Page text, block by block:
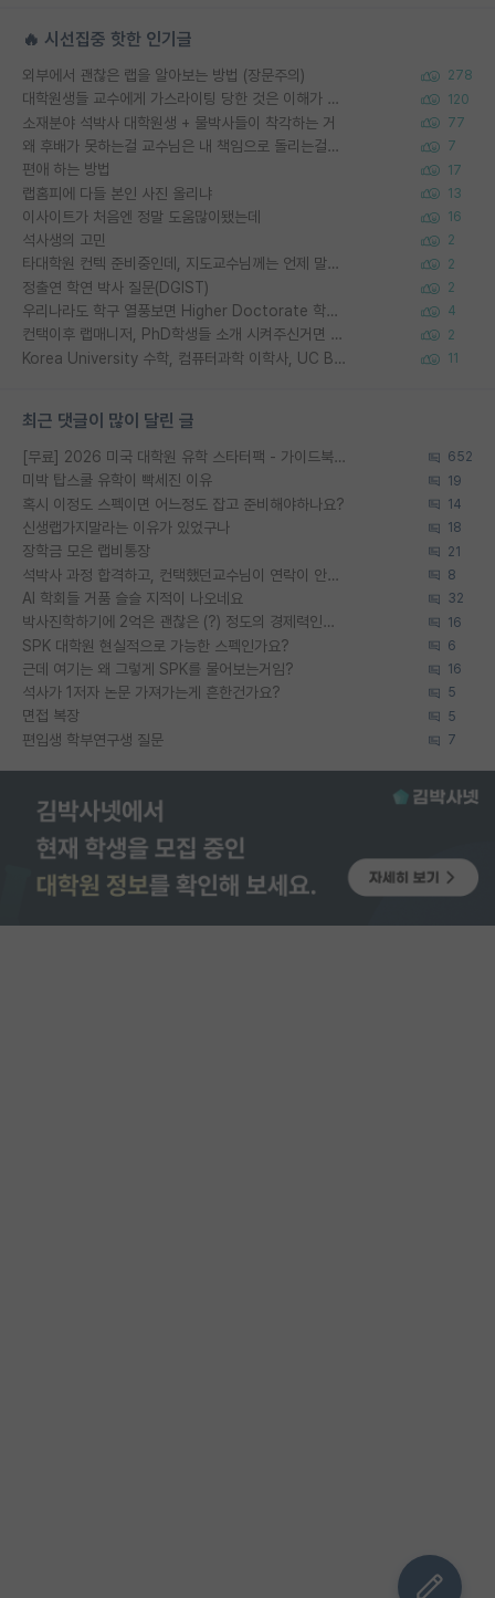
🔥 시선집중 핫한 인기글
외부에서 괜찮은 랩을 알아보는 방법 (장문주의) 278
대학원생들 교수에게 가스라이팅 당한 것은 이해가 갑니다. 안타깝네요. 120
소재분야 석박사 대학원생 + 물박사들이 착각하는 거 77
왜 후배가 못하는걸 교수님은 내 책임으로 돌리는걸까요? 7
편애 하는 방법 17
랩홈피에 다들 본인 사진 올리냐 13
이사이트가 처음엔 정말 도움많이됐는데 16
석사생의 고민 2
타대학원 컨텍 준비중인데, 지도교수님께는 언제 말씀드려야 할까요? 2
정출연 학연 박사 질문(DGIST) 2
우리나라도 학구 열풍보면 Higher Doctorate 학위가 필요하다고 봅니다. 4
컨택이후 랩매니저, PhD학생들 소개 시켜주신거면 거의 컨펌에 가깝나요? 2
Korea University 수학, 컴퓨터과학 이학사, UC Berkeley 산업공학 대학원 공학박사가 되는 것은 쉽지 않겠죠? 11
최근 댓글이 많이 달린 글
[무료] 2026 미국 대학원 유학 스타터팩 - 가이드북 & 합격자 컨택메일 템플릿 652
미박 탑스쿨 유학이 빡세진 이유 19
혹시 이정도 스펙이면 어느정도 잡고 준비해야하나요? 14
신생랩가지말라는 이유가 있었구나 18
장학금 모은 랩비통장 21
석박사 과정 합격하고, 컨택했던교수님이 연락이 안됩니다... 8
AI 학회들 거품 슬슬 지적이 나오네요 32
박사진학하기에 2억은 괜찮은 (?) 정도의 경제력인가요 16
SPK 대학원 현실적으로 가능한 스펙인가요? 6
근데 여기는 왜 그렇게 SPK를 물어보는거임? 16
석사가 1저자 논문 가져가는게 흔한건가요? 5
면접 복장 5
편입생 학부연구생 질문 7